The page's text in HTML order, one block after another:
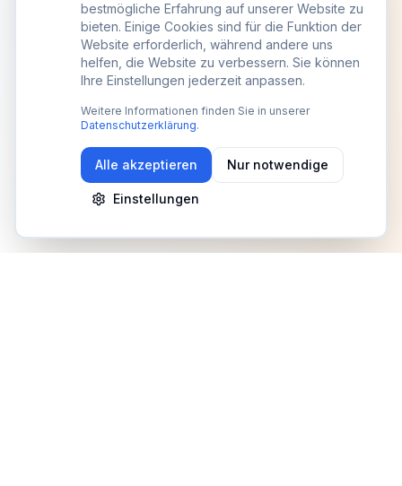
bestmögliche Erfahrung auf unserer Website zu
bieten. Einige Cookies sind für die Funktion der
Website erforderlich, während andere uns
helfen, die Website zu verbessern. Sie können
Ihre Einstellungen jederzeit anpassen.
Weitere Informationen finden Sie in unserer
Datenschutzerklärung.
Alle akzeptieren Nur notwendige
Einstellungen